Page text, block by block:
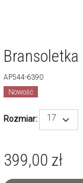
AP544-6390
Nowość
Rozmiar: 17
399,00 zł